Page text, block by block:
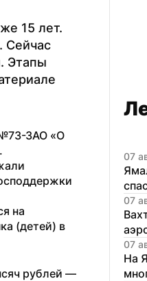
15 лет.
Сейчас
Этапы
№73-ЗАО «О
на
(детей) в
рублей —
07
07
07
На